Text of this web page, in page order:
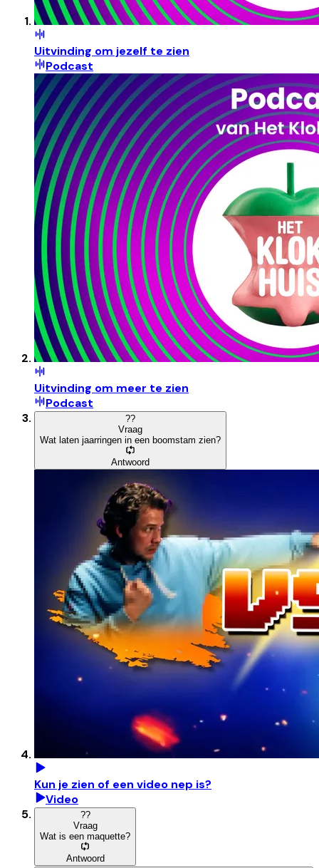
Uitvinding om jezelf te zien
Podcast
Uitvinding om meer te zien
Podcast
??
Vraag
Wat laten jaarringen in een boomstam zien?
Antwoord
Kun je zien of een video nep is?
Video
??
Vraag
Wat is een maquette?
Antwoord